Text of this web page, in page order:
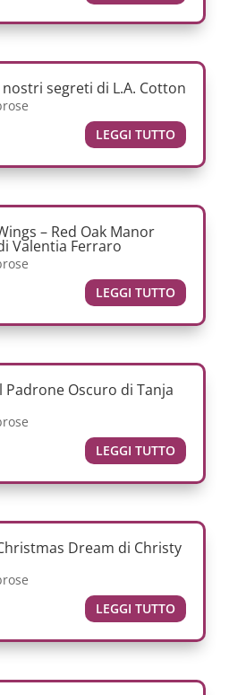
nostri segreti di L.A. Cotton
LEGGI TUTTO
– Red Oak Manor
Valentia Ferraro
LEGGI TUTTO
Padrone Oscuro di Tanja
LEGGI TUTTO
Dream di Christy
LEGGI TUTTO